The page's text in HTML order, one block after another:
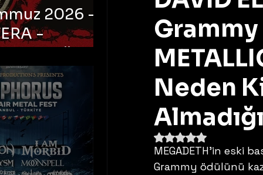
Grammy
Neden
5 üzerinden NaN yıldız
MEGADETH'in eski
Grammy ödülünü
2026 -
-
Ataköy
Arena